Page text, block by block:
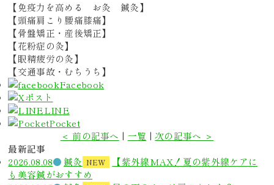
【免疫力を高める お灸 鍼灸】
【頭痛肩こり腰痛膝痛】
【骨盤矯正・産後矯正】
【花粉症の灸】
【眼精疲労の灸】
【交通事故・むちうち】
Facebook
ポスト
LINE
Pocket
＜ 前の記事へ | 一覧 |次の記事へ ＞
最新記事
2026.08.08
鍼灸 NEW
【紫外線MAX！夏の紫外線ケアに
も美容鍼がおすすめ